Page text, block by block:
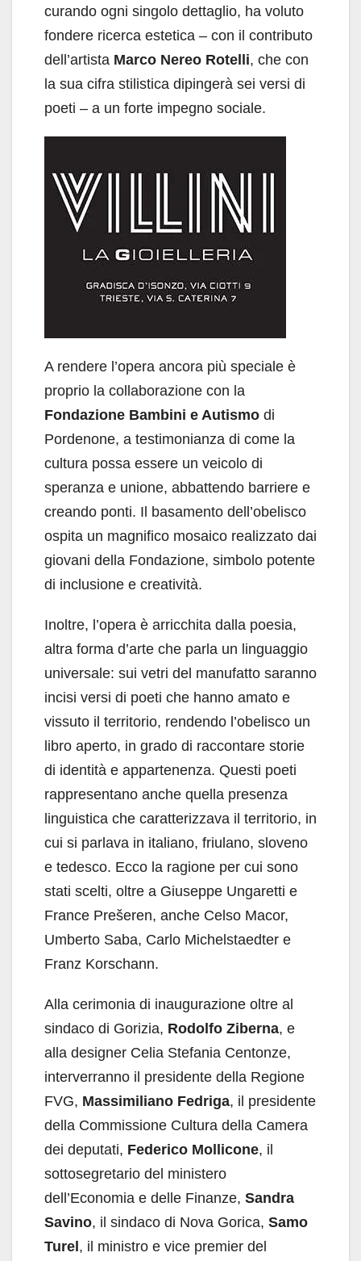
curando ogni singolo dettaglio, ha voluto
fondere ricerca estetica – con il contributo
dell’artista Marco Nereo Rotelli, che con
la sua cifra stilistica dipingerà sei versi di
poeti – a un forte impegno sociale.
A rendere l’opera ancora più speciale è
proprio la collaborazione con la
Fondazione Bambini e Autismo di
Pordenone, a testimonianza di come la
cultura possa essere un veicolo di
speranza e unione, abbattendo barriere e
creando ponti. Il basamento dell’obelisco
ospita un magnifico mosaico realizzato dai
giovani della Fondazione, simbolo potente
di inclusione e creatività.
Inoltre, l’opera è arricchita dalla poesia,
altra forma d’arte che parla un linguaggio
universale: sui vetri del manufatto saranno
incisi versi di poeti che hanno amato e
vissuto il territorio, rendendo l’obelisco un
libro aperto, in grado di raccontare storie
di identità e appartenenza. Questi poeti
rappresentano anche quella presenza
linguistica che caratterizzava il territorio, in
cui si parlava in italiano, friulano, sloveno
e tedesco. Ecco la ragione per cui sono
stati scelti, oltre a Giuseppe Ungaretti e
France Prešeren, anche Celso Macor,
Umberto Saba, Carlo Michelstaedter e
Franz Korschann.
Alla cerimonia di inaugurazione oltre al
sindaco di Gorizia, Rodolfo Ziberna, e
alla designer Celia Stefania Centonze,
interverranno il presidente della Regione
FVG, Massimiliano Fedriga, il presidente
della Commissione Cultura della Camera
dei deputati, Federico Mollicone, il
sottosegretario del ministero
dell’Economia e delle Finanze, Sandra
Savino, il sindaco di Nova Gorica, Samo
Turel, il ministro e vice premier del